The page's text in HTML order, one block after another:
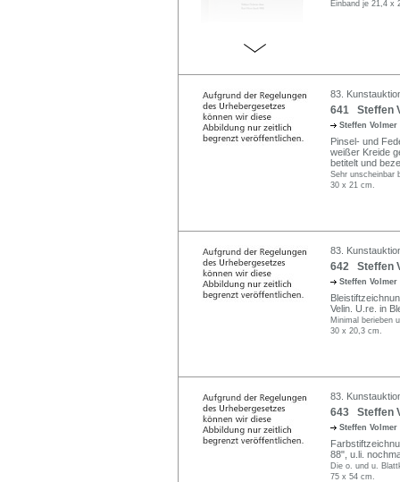
Einband je 21,4 x
83.
641 Steffen
Steffen Volmer
Pinsel- und
weißer Kreide
betitelt und
Sehr unscheinbar
30 x 21 cm.
83.
642 Steffen
Steffen Volmer
Velin. U.re. in
Minimal berieben
30 x 20,3 cm.
83.
643 Steffen
Steffen Volmer
88", u.li.
Die o. und u.
75 x 54 cm.